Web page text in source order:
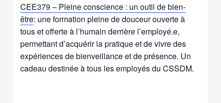
CEE379 – Pleine conscience : un outil de bien-
être: une formation pleine de douceur ouverte à
tous et offerte à l’humain derrière l’employé.e,
permettant d’acquérir la pratique et de vivre des
expériences de bienveillance et de présence. Un
cadeau destinée à tous les employés du CSSDM.